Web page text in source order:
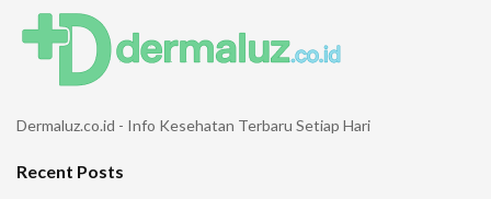
Dermaluz.co.id - Info Kesehatan Terbaru Setiap Hari
Recent Posts